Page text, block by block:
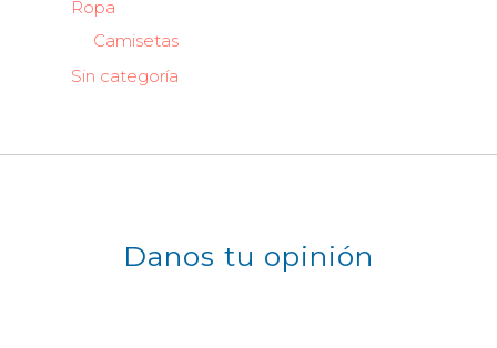
Ropa
Camisetas
Sin categoría
Danos tu opinión